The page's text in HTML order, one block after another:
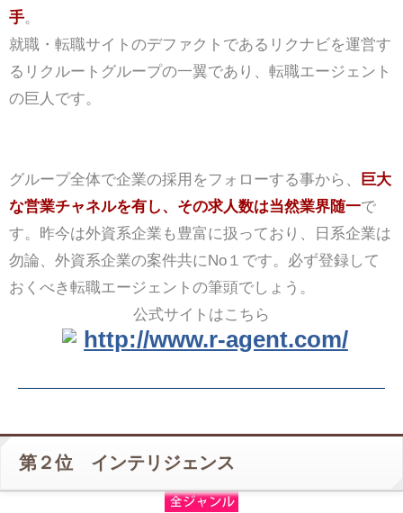
手。
就職・転職サイトのデファクトであるリクナビを運営す
るリクルートグループの一翼であり、転職エージェント
の巨人です。
グループ全体で企業の採用をフォローする事から、
巨大
な営業チャネルを有し、その求人数は当然業界随一で
す。昨今は外資系企業も豊富に扱っており、日系企業は
勿論、外資系企業の案件共にNo１です。必ず登録して
おくべき転職エージェントの筆頭でしょう。
公式サイトはこちら
http://www.r-agent.com/
第２位 インテリジェンス